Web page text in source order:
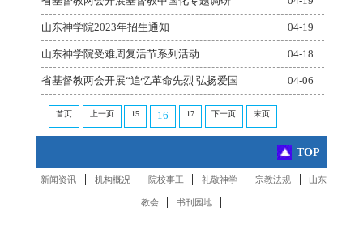
山东神学院2023年招生通知 04-19
山东神学院受难周复活节系列活动 04-18
省基督教两会开展“追忆革命先烈 弘扬爱国 04-06
首页 上一页 15 16 17 下一页 末页
TOP
新闻资讯 | 机构概况 | 院校事工 | 礼敬神学 | 宗教法规 | 山东
教会 | 书刊园地 |